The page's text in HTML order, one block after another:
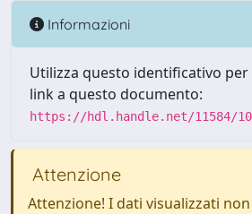
Informazioni
Utilizza questo identificativo
link a questo documento:
https://hdl.handle.net/11584/
Attenzione
Attenzione! I dati visualizzati